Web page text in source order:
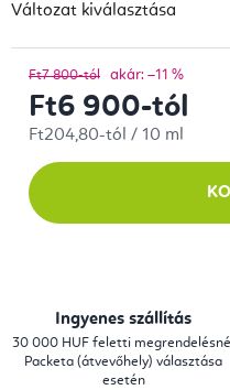
Változat kiválasztása
Ft7 800-tól akár: –11 %
Ft6 900-tól
Egységár:
Ft204,80-tól / 10 ml
Ingyenes szállítás
30 000 HUF feletti
Packeta (átvevőhely) választása
esetén